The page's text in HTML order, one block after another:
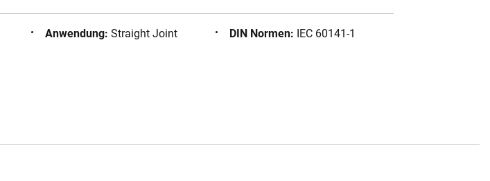
Anwendung: Straight Joint DIN Normen: IEC 60141-1